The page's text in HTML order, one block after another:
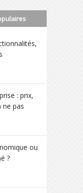
: prix,
ne pas
ou
?